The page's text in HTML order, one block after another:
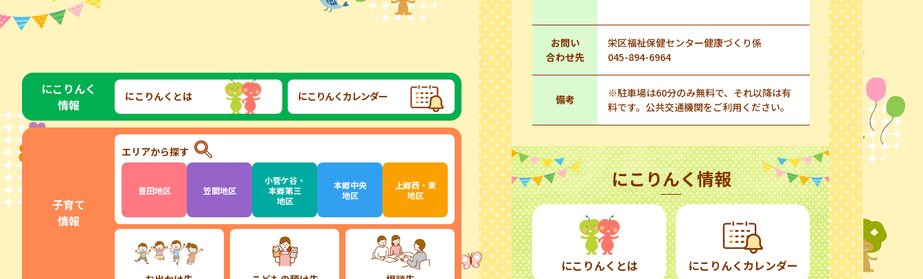
にこりんく
情報
にこりんくとは にこりんくカレンダー
子育て
情報
エリアから探す
豊田地区 笠間地区
小菅ケ谷・
本郷第三
地区
本郷中央
地区
上郷西・東
地区
お問い
合わせ先
栄区福祉保健センター健康づくり係
045-894-6964
備考
※駐車場は60分のみ無料で、それ以降は有
料です。公共交通機関をご利用ください。
にこりんく情報
にこりんくとは にこりんくカレンダー